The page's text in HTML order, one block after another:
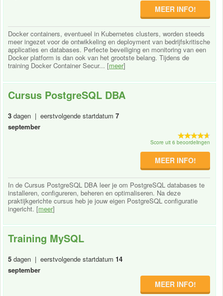
MEER INFO!
Docker containers, eventueel in Kubernetes clusters, worden steeds
meer ingezet voor de ontwikkeling en deployment van bedrijfskritische
applicaties en databases. Perfecte beveiliging en monitoring van een
Docker platform is dan ook van het grootste belang. Tijdens de
training Docker Container Secur... [meer]
Cursus PostgreSQL DBA
3 dagen | eerstvolgende startdatum 7
september
Score uit 6 beoordelingen
MEER INFO!
In de Cursus PostgreSQL DBA leer je om PostgreSQL databases te
installeren, configureren, beheren en optimaliseren. Na deze
praktijkgerichte cursus heb je jouw eigen PostgreSQL configuratie
ingericht. [meer]
Training MySQL
5 dagen | eerstvolgende startdatum 14
september
MEER INFO!